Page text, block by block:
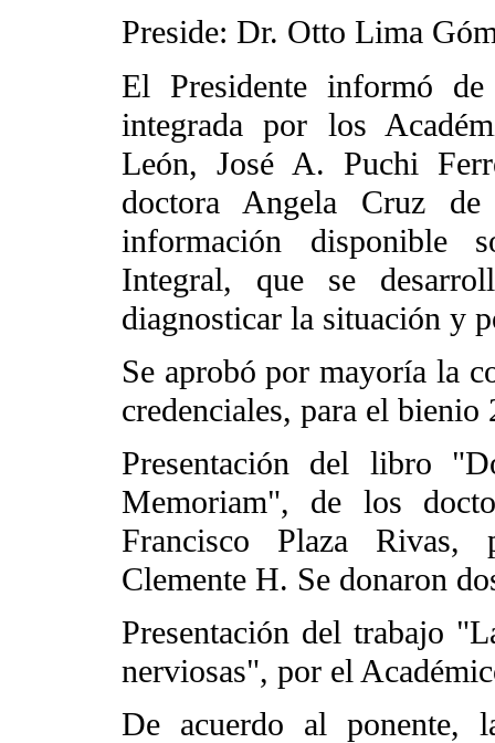
Preside: Dr. Otto Lima
El Presidente informó
integrada por los
León, José A. Puchi
doctora Angela Cruz
información disponible
Integral, que se
diagnosticar la situación y
Se aprobó por mayoría la
credenciales, para el bienio
Presentación del libro
Memoriam", de los
Francisco Plaza
Clemente H. Se donaron
Presentación del trabajo
nerviosas", por el
De acuerdo al ponente,